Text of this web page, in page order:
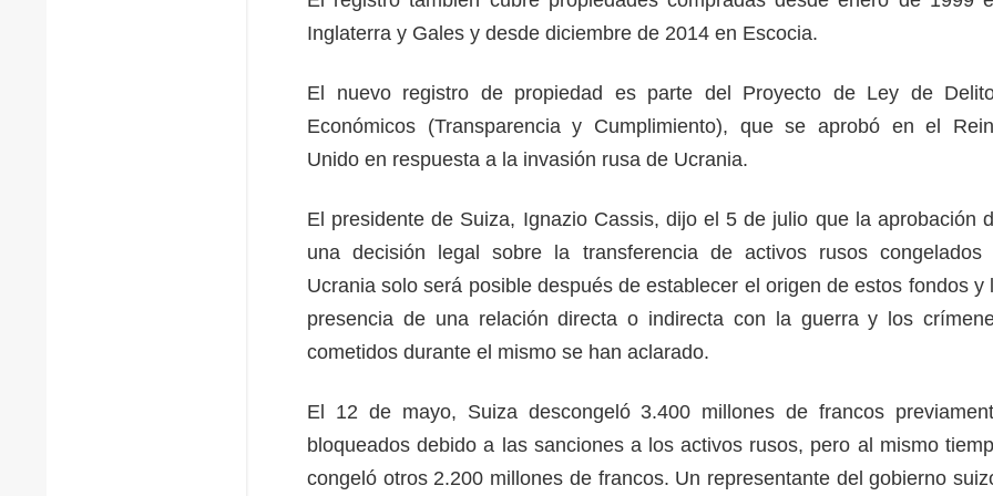
Inglaterra y Gales y desde diciembre de 2014 en Escocia.
El nuevo registro de propiedad es parte del Proyecto de Ley de
Económicos (Transparencia y Cumplimiento), que se aprobó en el
Unido en respuesta a la invasión rusa de Ucrania.
El presidente de Suiza, Ignazio Cassis, dijo el 5 de julio que la aprobación
una decisión legal sobre la transferencia de activos rusos congelados
Ucrania solo será posible después de establecer el origen de estos fondos y
presencia de una relación directa o indirecta con la guerra y los
cometidos durante el mismo se han aclarado.
El 12 de mayo, Suiza descongeló 3.400 millones de francos
bloqueados debido a las sanciones a los activos rusos, pero al mismo
congeló otros 2.200 millones de francos. Un representante del gobierno